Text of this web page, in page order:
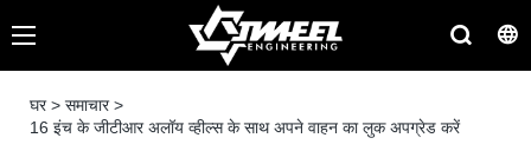
घर> समाचार>
16 इंच के जीटीआर अलॉय व्हील्स के साथ अपने वाहन का लुक अपग्रेड करें